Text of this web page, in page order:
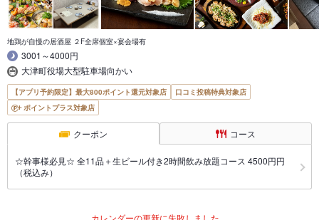
地鶏が自慢の居酒屋 ２F全席個室×宴会場有
3001～4000円
大津町役場大型駐車場向かい
【アプリ予約限定】最大800ポイント還元対象店
口コミ投稿特典対象店
ポイントプラス対象店
クーポン コース
☆幹事様必見☆ 全11品＋生ビール付き2時間飲み放題コース 4500円円
（税込み）
カレンダーの更新に失敗しました。